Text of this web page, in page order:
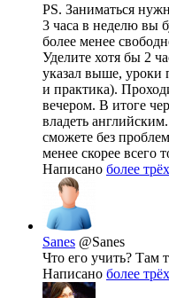
PS. Заниматься
3 часа в неделю вы
более менее
Уделите хотя бы 2
указал выше, уроки
и практика).
вечером. В итоге
владеть
сможете без
менее скорее всего
Написано более
Sanes @Sanes
Что его учить? Там
Написано более